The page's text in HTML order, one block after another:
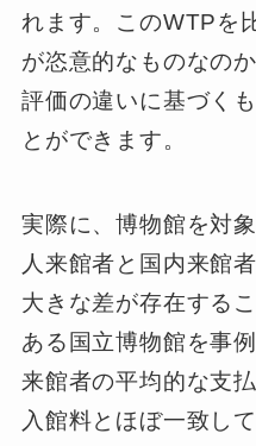
れます。このWTPを
が恣意的なものなの
評価の違いに基づく
とができます。
実際に、博物館を対
人来館者と国内来館
大きな差が存在する
ある国立博物館を事
来館者の平均的な支
入館料とほぼ一致し